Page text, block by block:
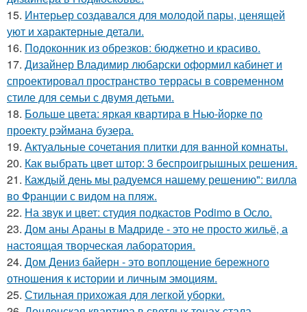
15. Интерьер создавался для молодой пары, ценящей
уют и характерные детали.
16. Подоконник из обрезков: бюджетно и красиво.
17. Дизайнер Владимир любарски оформил кабинет и
спроектировал пространство террасы в современном
стиле для семьи с двумя детьми.
18. Больше цвета: яркая квартира в Нью-йорке по
проекту рэймана бузера.
19. Актуальные сочетания плитки для ванной комнаты.
20. Как выбрать цвет штор: 3 беспроигрышных решения.
21. Каждый день мы радуемся нашему решению": вилла
во Франции с видом на пляж.
22. На звук и цвет: студия подкастов Podimo в Осло.
23. Дом аны Араны в Мадриде - это не просто жильё, а
настоящая творческая лаборатория.
24. Дом Дениз байерн - это воплощение бережного
отношения к истории и личным эмоциям.
25. Стильная прихожая для легкой уборки.